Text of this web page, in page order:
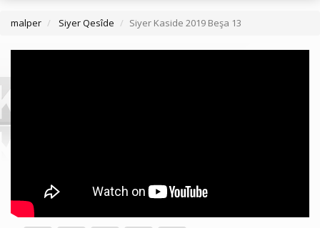
malper Siyer Qesîde Siyer Kaside 2019 Beşa 13